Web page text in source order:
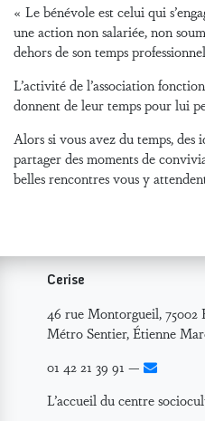
« Le bénévole est celui qui
une action non salariée, non
dehors de son temps
L’activité de l’association
donnent de leur temps pour lui
Alors si vous avez du temps, des
partager des moments de
belles rencontres vous y
Cerise
46 rue Montorgueil, 75002
Métro Sentier, Étienne
01 42 21 39 91 —
L’accueil du centre